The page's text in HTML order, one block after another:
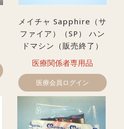
メイチャ Sapphire（サ
ファイア）（SP） ハン
ドマシン（販売終了）
医療関係者専用品
医療会員ログイン